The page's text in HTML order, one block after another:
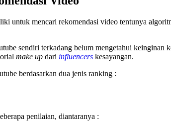
untuk mencari rekomendasi video tentunya
sendiri terkadang belum mengetahui keinginan
make up dari influencers kesayangan.
berdasarkan dua jenis ranking :
penilaian, diantaranya :